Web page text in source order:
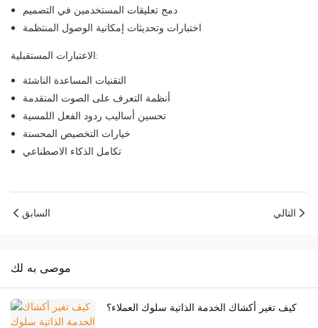
دمج تعليقات المستخدمين في التصميم
اختبارات وتحديثات إمكانية الوصول المنتظمة
الاعتبارات المستقبلية:
التقنيات المساعدة الناشئة
أنظمة التعرف على الصوت المتقدمة
تحسين أساليب ردود الفعل اللمسية
خيارات التخصيص المحسنة
تكامل الذكاء الاصطناعي
السابق التالي
موصى به لك
كيف تغير أكشاك الخدمة الذاتية سلوك العملاء؟